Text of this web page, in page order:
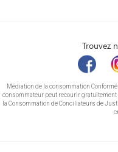
Trouvez
Médiation de la consommation
consommateur peut recourir gratuitement
la Consommation de Conciliateurs de